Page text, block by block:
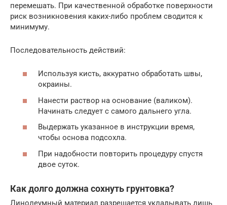
перемешать. При качественной обработке поверхности
риск возникновения каких-либо проблем сводится к
минимуму.
Последовательность действий:
Используя кисть, аккуратно обработать швы,
окраины.
Нанести раствор на основание (валиком).
Начинать следует с самого дальнего угла.
Выдержать указанное в инструкции время,
чтобы основа подсохла.
При надобности повторить процедуру спустя
двое суток.
Как долго должна сохнуть грунтовка?
Линолеумный материал разрешается укладывать лишь